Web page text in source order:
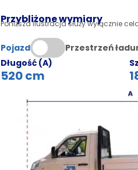
Przybliżone wymiary
Poniższa ilustracja służy wyłącznie
Pojazd
Przestrzeń
Długość (A)
520 cm